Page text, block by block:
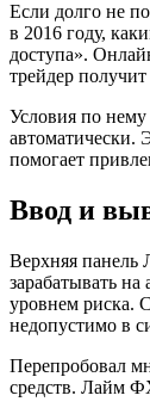
Если долго не
в 2016 году,
доступа».
трейдер
Условия по
автоматически.
помогает
Ввод и
Верхняя панель
зарабатывать
уровнем риска.
недопустимо в
Перепробовал
средств. Лайм